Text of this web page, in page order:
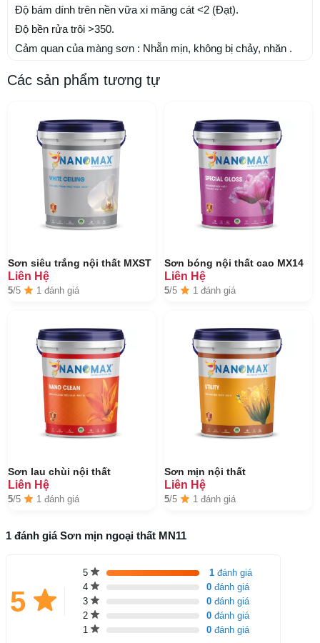
Độ bám dính trên nền vữa xi măng cát <2 (Đạt).
Độ bền rửa trôi >350.
Cảm quan của màng sơn : Nhẵn mịn, không bị chảy, nhăn .
Các sản phẩm tương tự
Sơn siêu trắng nội thất MXST
Liên Hệ
5/5 1 đánh giá
Sơn bóng nội thất cao MX14
Liên Hệ
5/5 1 đánh giá
Sơn lau chùi nội thất
Liên Hệ
5/5 1 đánh giá
Sơn mịn nội thất
Liên Hệ
5/5 1 đánh giá
1 đánh giá Sơn mịn ngoại thất MN11
5
5 1 đánh giá
4
0 đánh giá
3
0 đánh giá
2
0 đánh giá
1
0 đánh giá